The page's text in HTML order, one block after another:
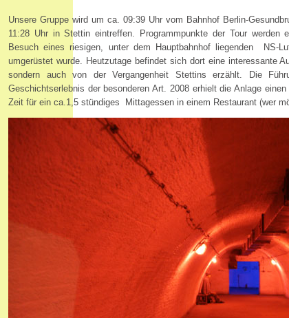
Unsere Gruppe wird um ca. 09:39 Uhr vom Bahnhof Berlin-
11:28 Uhr in Stettin eintreffen. Programmpunkte der Tour
Besuch eines riesigen, unter dem Hauptbahnhof liegenden NS-
umgerüstet wurde. Heutzutage befindet sich dort eine interessante
sondern auch von der Vergangenheit Stettins erzählt. Die
Geschichtserlebnis der besonderen Art. 2008 erhielt die Anlage
Zeit für ein ca.1,5 stündiges Mittagessen in einem Restaurant (wer